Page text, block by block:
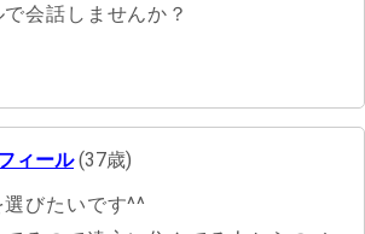
会話しませんか？
ィール(37歳)
びたいです^^